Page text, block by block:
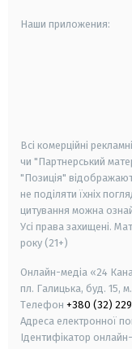
Наши приложения:
Всі комерційні
чи "Партнерський
"Позиція"
не поділяти їхніх
цитування можна
Усі права захищені.
року (21+)
Онлайн-медіа «24
пл. Галицька, буд. 15,
Телефон +380 (32)
Адреса електронної
Ідентифікатор